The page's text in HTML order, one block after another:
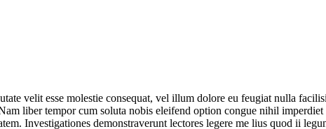
velit esse molestie consequat, vel illum dolore eu feugiat nulla
liber tempor cum soluta nobis eleifend option congue nihil
Investigationes demonstraverunt lectores legere me lius quod ii